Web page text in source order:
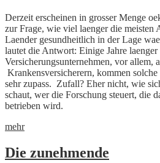
Derzeit erscheinen in grosser Menge
zur Frage, wie viel laenger die meisten
Laender gesundheitlich in der Lage
lautet die Antwort: Einige Jahre
Versicherungsunternehmen, vor allem,
Krankensversicherern, kommen solche
sehr zupass. Zufall? Eher nicht, wie
schaut, wer die Forschung steuert, die
betrieben wird.
mehr
Die zunehmende